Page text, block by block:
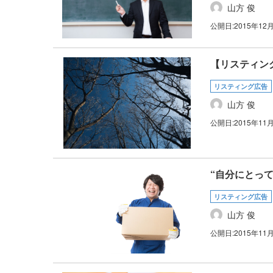
山方 俊
公開日:2015年12
【リスティ
リスティング広告
山方 俊
公開日:2015年11
“自分にとっ
リスティング広告
山方 俊
公開日:2015年11